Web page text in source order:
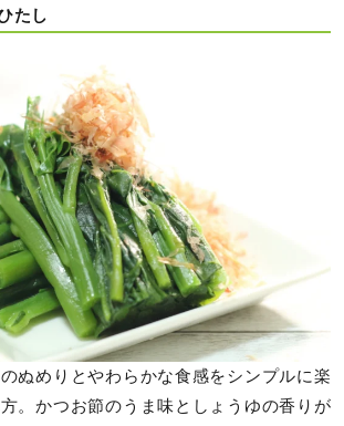
たし
ぬめりとやわらかな食感をシンプルに楽
。かつお節のうま味としょうゆの香りが